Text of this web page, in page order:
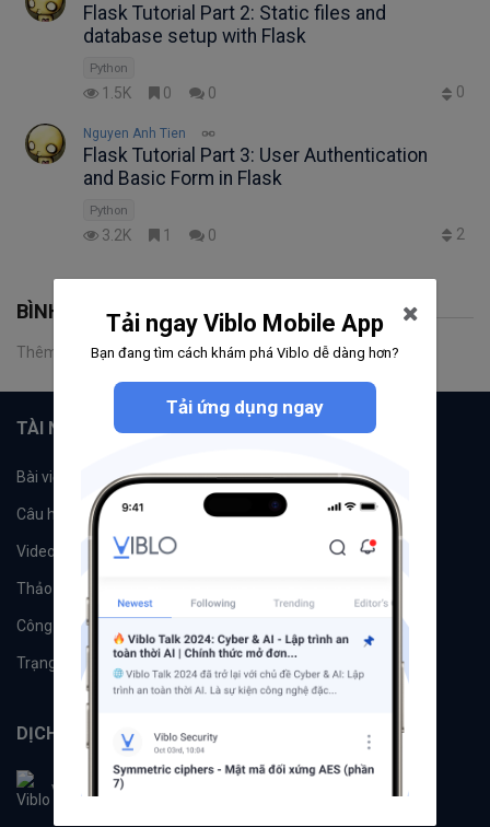
Flask Tutorial Part 2: Static files and
database setup with Flask
Python
1.5K 0 0 0
Nguyen Anh Tien
Flask Tutorial Part 3: User Authentication
and Basic Form in Flask
Python
3.2K 1 0 2
BÌNH LUẬN
Thêm một bình luận
TÀI NGUYÊN
Bài viết Tổ chức
Câu hỏi Tags
Videos
Thảo luận
Công cụ
Trạng thái hệ thống
DỊCH VỤ
Viblo
Tải ngay Viblo Mobile App
Bạn đang tìm cách khám phá Viblo dễ dàng hơn?
Tải ứng dụng ngay